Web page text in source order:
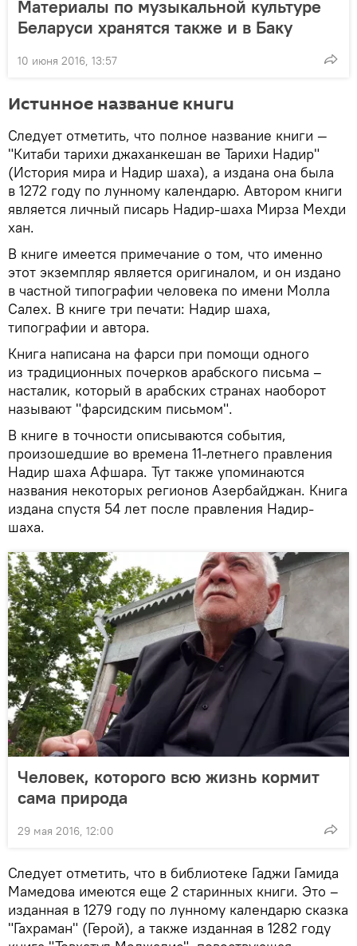
Материалы по музыкальной культуре
Беларуси хранятся также и в Баку
10 июня 2016, 13:57
Истинное название книги
Следует отметить, что полное название книги —
"Китаби тарихи джаханкешан ве Тарихи Надир"
(История мира и Надир шаха), а издана она была
в 1272 году по лунному календарю. Автором книги
является личный писарь Надир-шаха Мирза Мехди
хан.
В книге имеется примечание о том, что именно
этот экземпляр является оригиналом, и он издано
в частной типографии человека по имени Молла
Салех. В книге три печати: Надир шаха,
типографии и автора.
Книга написана на фарси при помощи одного
из традиционных почерков арабского письма –
насталик, который в арабских странах наоборот
называют "фарсидским письмом".
В книге в точности описываются события,
произошедшие во времена 11-летнего правления
Надир шаха Афшара. Тут также упоминаются
названия некоторых регионов Азербайджан. Книга
издана спустя 54 лет после правления Надир-
шаха.
Человек, которого всю жизнь кормит
сама природа
29 мая 2016, 12:00
Следует отметить, что в библиотеке Гаджи Гамида
Мамедова имеются еще 2 старинных книги. Это –
изданная в 1279 году по лунному календарю сказка
"Гахраман" (Герой), а также изданная в 1282 году